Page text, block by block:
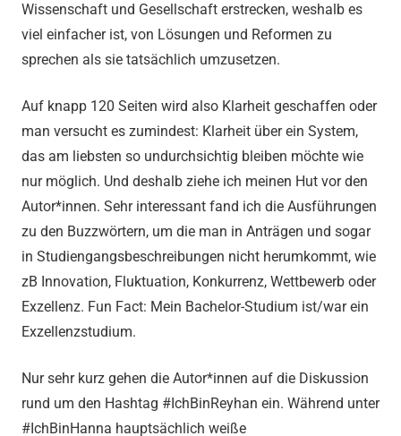
Wissenschaft und Gesellschaft erstrecken, weshalb es
viel einfacher ist, von Lösungen und Reformen zu
sprechen als sie tatsächlich umzusetzen.
Auf knapp 120 Seiten wird also Klarheit geschaffen oder
man versucht es zumindest: Klarheit über ein System,
das am liebsten so undurchsichtig bleiben möchte wie
nur möglich. Und deshalb ziehe ich meinen Hut vor den
Autor*innen. Sehr interessant fand ich die Ausführungen
zu den Buzzwörtern, um die man in Anträgen und sogar
in Studiengangsbeschreibungen nicht herumkommt, wie
zB Innovation, Fluktuation, Konkurrenz, Wettbewerb oder
Exzellenz. Fun Fact: Mein Bachelor-Studium ist/war ein
Exzellenzstudium.
Nur sehr kurz gehen die Autor*innen auf die Diskussion
rund um den Hashtag #IchBinReyhan ein. Während unter
#IchBinHanna hauptsächlich weiße